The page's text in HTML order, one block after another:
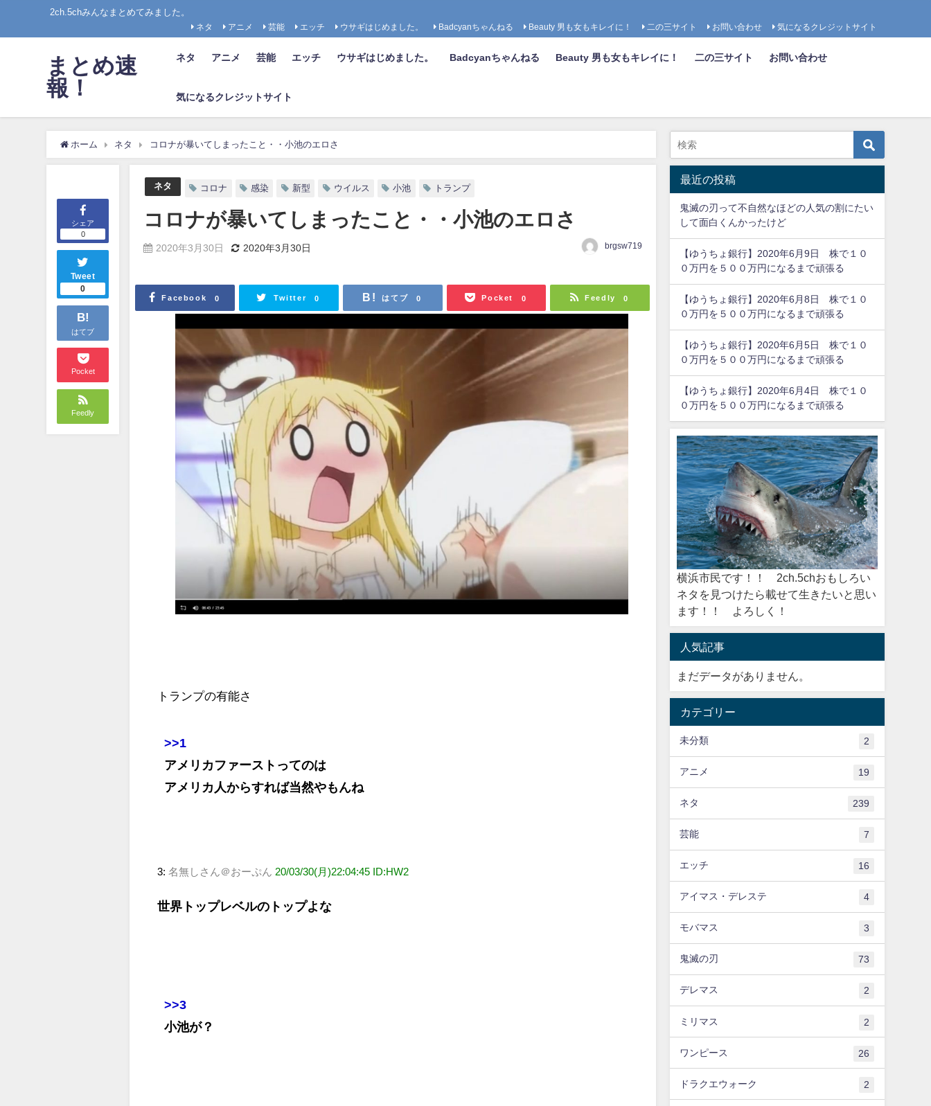
2ch.5chみんなまとめてみました。
ネタ アニメ 芸能 エッチ ウサギはじめました。 Badcyanちゃんねる Beauty 男も女もキレイに！ 二の三サイト お問い合わせ 気になるクレジットサイト
まとめ速
報！
ネタ アニメ 芸能 エッチ ウサギはじめました。 Badcyanちゃんねる Beauty 男も女もキレイに！ 二の三サイト お問い合わせ
気になるクレジットサイト
ホーム ネタ コロナが暴いてしまったこと・・小池のエロさ
シェア
0
Tweet
0
B!
はてブ
Pocket
Feedly
ネタ コロナ 感染 新型 ウイルス 小池 トランプ
コロナが暴いてしまったこと・・小池のエロさ
2020年3月30日 2020年3月30日 brgsw719
Facebook 0 Twitter 0 はてブ 0 Pocket 0 Feedly 0
トランプの有能さ
>>1
アメリカファーストってのは
アメリカ人からすれば当然やもんね
3: 名無しさん＠おーぷん 20/03/30(月)22:04:45 ID:HW2
世界トップレベルのトップよな
>>3
小池が？
最近の投稿
鬼滅の刃って不自然なほどの人気の割にたい
して面白くんかったけど
【ゆうちょ銀行】2020年6月9日 株で１０
０万円を５００万円になるまで頑張る
【ゆうちょ銀行】2020年6月8日 株で１０
０万円を５００万円になるまで頑張る
【ゆうちょ銀行】2020年6月5日 株で１０
０万円を５００万円になるまで頑張る
【ゆうちょ銀行】2020年6月4日 株で１０
０万円を５００万円になるまで頑張る
横浜市民です！！ 2ch.5chおもしろい
ネタを見つけたら載せて生きたいと思い
ます！！ よろしく！
人気記事
まだデータがありません。
カテゴリー
未分類 2
アニメ 19
ネタ 239
芸能 7
エッチ 16
アイマス・デレステ 4
モバマス 3
鬼滅の刃 73
デレマス 2
ミリマス 2
ワンピース 26
ドラクエウォーク 2